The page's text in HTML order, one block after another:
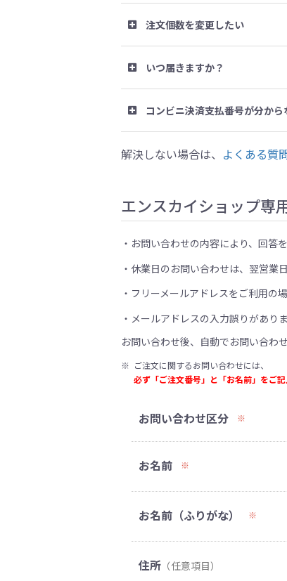
注文個数を変更したい
いつ届きますか？
コンビニ決済支払番号が分か
解決しない場合は、 よくある質
エンスカイショップ専
お問い合わせの内容により、回答
休業日のお問い合わせは、翌営業
フリーメールアドレスをご利用の
メールアドレスの入力誤りがあり
お問い合わせ後、自動でお問い合わ
※ ご注文に関するお問い合わせには、
必ず「ご注文番号」と「お名前」をご記
お問い合わせ区分 ※
お名前 ※
お名前（ふりがな） ※
住所 （任意項目）